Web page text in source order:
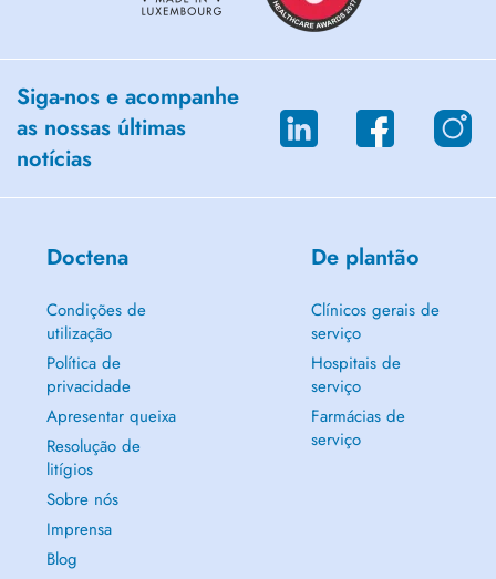
Siga-nos e acompanhe
as nossas últimas
notícias
Doctena
Condições de
utilização
Política de
privacidade
Apresentar queixa
Resolução de
litígios
Sobre nós
Imprensa
Blog
De plantão
Clínicos gerais de
serviço
Hospitais de
serviço
Farmácias de
serviço